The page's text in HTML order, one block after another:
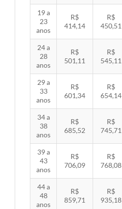
19 a
23
anos
R$
414,14
R$
450,51
24 a
28
anos
R$
501,11
R$
545,11
29 a
33
anos
R$
601,34
R$
654,14
34 a
38
anos
R$
685,52
R$
745,71
39 a
43
anos
R$
706,09
R$
768,08
44 a
48
anos
R$
859,71
R$
935,18